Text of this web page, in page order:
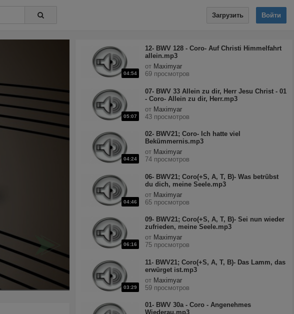
Загрузить Войти
04:54
12- BWV 128 - Coro- Auf Christi Himmelfahrt
allein.mp3
от Maximyar
69 просмотров
05:07
07- BWV 33 Allein zu dir, Herr Jesu Christ - 01
- Coro- Allein zu dir, Herr.mp3
от Maximyar
43 просмотров
04:24
02- BWV21; Coro- Ich hatte viel
Bekümmernis.mp3
от Maximyar
74 просмотров
04:46
06- BWV21; Coro(+S, A, T, B)- Was betrübst
du dich, meine Seele.mp3
от Maximyar
65 просмотров
06:16
09- BWV21; Coro(+S, A, T, B)- Sei nun wieder
zufrieden, meine Seele.mp3
от Maximyar
75 просмотров
03:29
11- BWV21; Coro(+S, A, T, B)- Das Lamm, das
erwürget ist.mp3
от Maximyar
59 просмотров
01- BWV 30a - Coro - Angenehmes
Wiederau.mp3